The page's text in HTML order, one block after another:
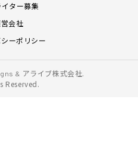
ター募集
会社
ーポリシー
& アライブ株式会社.
Reserved.